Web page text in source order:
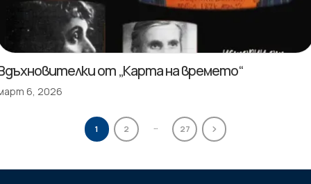
от „Карта на времето“
6, 2026
1 2 … 27